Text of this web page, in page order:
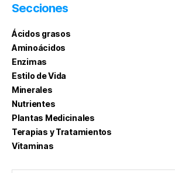
Secciones
Ácidos grasos
Aminoácidos
Enzimas
Estilo de Vida
Minerales
Nutrientes
Plantas Medicinales
Terapias y Tratamientos
Vitaminas